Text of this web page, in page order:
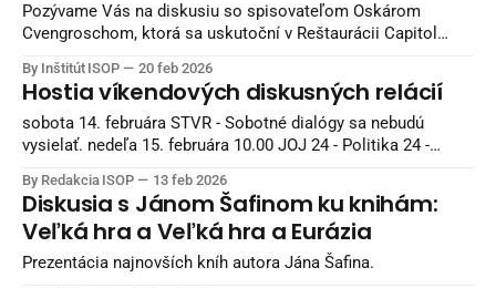
Pozývame Vás na diskusiu so spisovateľom Oskárom
Cvengroschom, ktorá sa uskutoční v Reštaurácii Capitol
diskusii porovnáme dvoch historikov a Oskára Cvengroscha.
Diskusiu bude moderovať Dominik Petruška. Na diskusiu je
potrebné sa registrovať na nasledujúcom odkaze: Registrácia
na udalosť
By Inštitút ISOP 20 feb 2026
Hostia víkendových diskusných relácií
sobota 14. februára STVR - Sobotné dialógy sa nebudú
vysielať. nedeľa 15. februára 10.00 JOJ 24 - Politika 24 -
mládeže SR, Hlas-SD 11.00 TA3 - V politike - Tibor Gašpar,
podpredseda Národnej rady SR, Smer-SD - Zuzana Števulová,
poslankyňa NR SR, podpredsedníčka poslaneckého klubu
By Redakcia ISOP 13 feb 2026
Diskusia s Jánom Šafinom ku knihám:
Veľká hra a Veľká hra a Eurázia
Prezentácia najnovších kníh autora Jána Šafina.